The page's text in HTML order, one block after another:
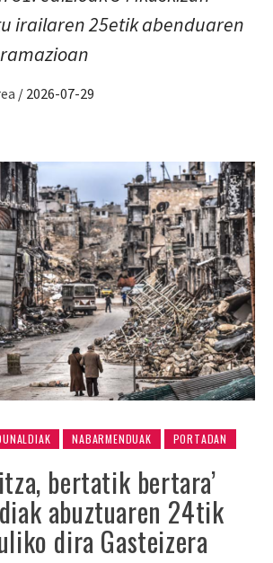
irailaren 25etik abenduaren
/ 2026-07-29
NABARMENDUAK PORTADAN
bertatik bertara’
abuztuaren 24tik
dira Gasteizera